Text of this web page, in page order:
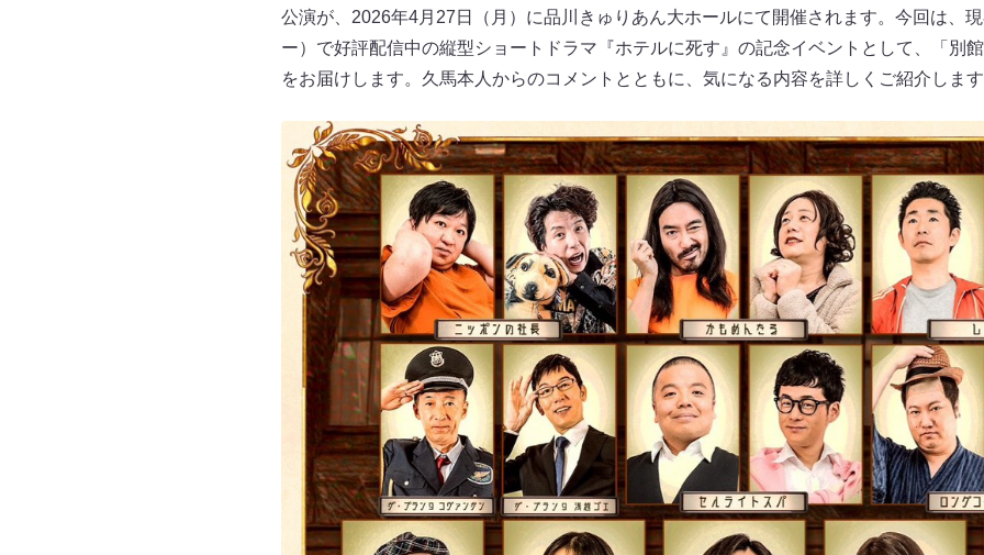
公演が、2026年4月27日（月）に品川きゅりあん大ホールにて開催されます。今回は、
ー）で好評配信中の縦型ショートドラマ『ホテルに死す』の記念イベントとして、「別
をお届けします。久馬本人からのコメントとともに、気になる内容を詳しくご紹介しま